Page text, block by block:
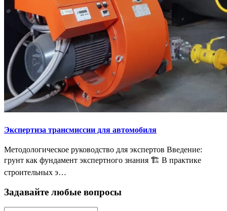
Экспертиза трансмиссии для автомобиля
Методологическое руководство для экспертов Введение:
грунт как фундамент экспертного знания 🏗️ В практике
строительных э…
Задавайте любые вопросы